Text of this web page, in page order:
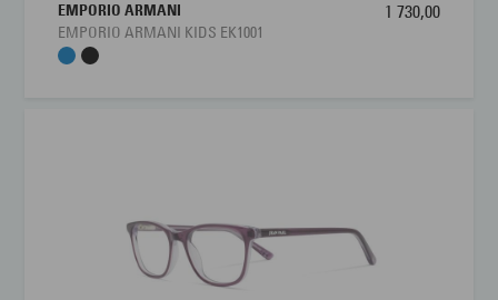
Bredde glass 47 mm
EMPORIO ARMANI
EMPORIO ARMANI KIDS EK1001
1 730,00